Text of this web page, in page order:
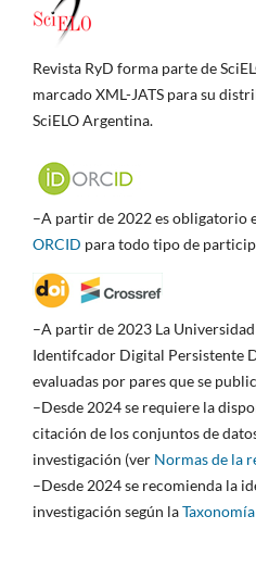
Revista RyD forma parte de
marcado XML-JATS para su
SciELO Argentina.
–A partir de 2022 es obligatorio
ORCID para todo tipo de
–A partir de 2023 La
Identifcador Digital Persistente
evaluadas por pares que se
–Desde 2024 se requiere la
citación de los conjuntos de
investigación (ver Normas de la
–Desde 2024 se recomienda la
investigación según la